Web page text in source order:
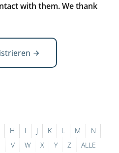
with them. We thank
H I J K L M
N
V W X Y Z ALLE